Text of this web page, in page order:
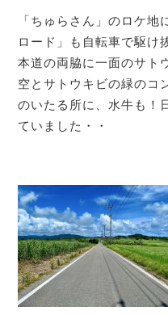
「ちゅらさん」のロケ
ロード」も自転車で駆け
本道の両脇に一面のサト
空とサトウキビの緑のコ
のいたる所に、水牛も！
ていました・・